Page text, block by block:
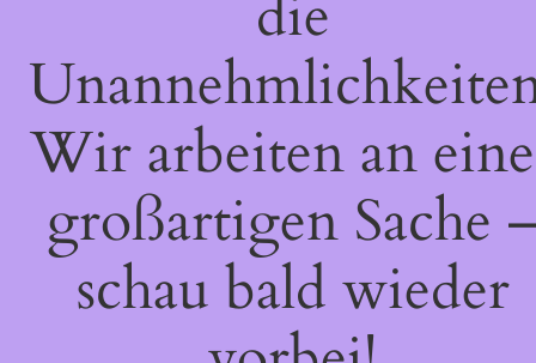
die
Wir arbeiten an
großartigen Sache
schau bald wieder